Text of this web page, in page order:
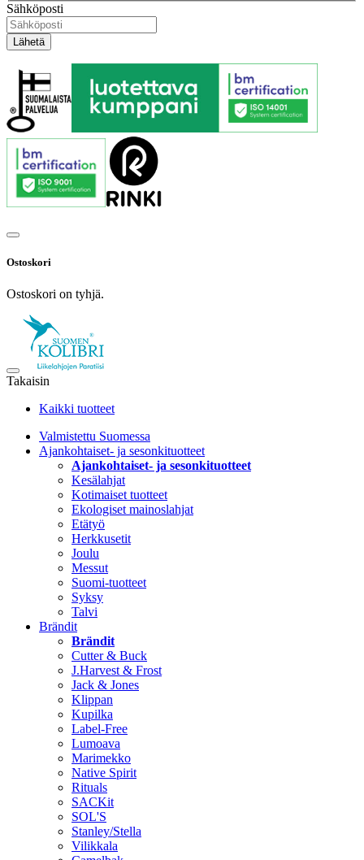
Sähköposti
Ostoskori
Ostoskori on tyhjä.
Takaisin
Kaikki tuotteet
Valmistettu Suomessa
Ajankohtaiset- ja sesonkituotteet
Ajankohtaiset- ja sesonkituotteet
Kesälahjat
Kotimaiset tuotteet
Ekologiset mainoslahjat
Etätyö
Herkkusetit
Joulu
Messut
Suomi-tuotteet
Syksy
Talvi
Brändit
Brändit
Cutter & Buck
J.Harvest & Frost
Jack & Jones
Klippan
Kupilka
Label-Free
Lumoava
Marimekko
Native Spirit
Rituals
SACKit
SOL'S
Stanley/Stella
Vilikkala